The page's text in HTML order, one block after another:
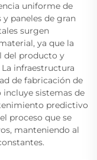
uniforme de
paneles de gran
surgen
ya que la
del producto y
infraestructura
de fabricación de
sistemas de
predictivo
proceso que se
manteniendo al